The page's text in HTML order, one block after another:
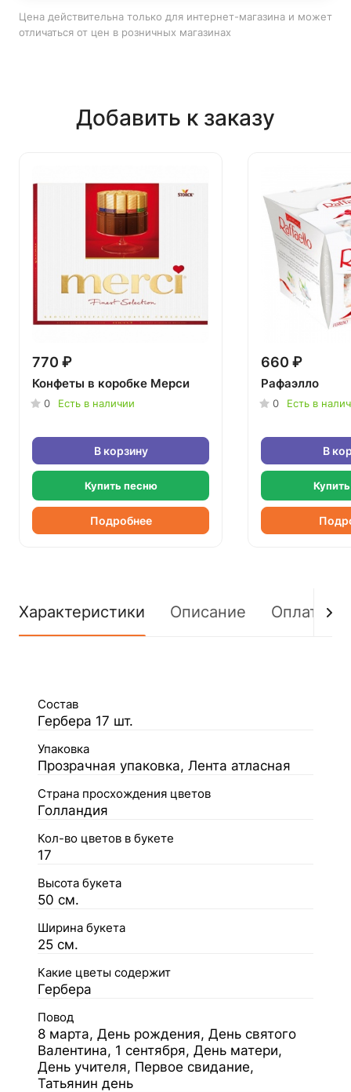
Цена действительна только для интернет-магазина и может
отличаться от цен в розничных магазинах
Добавить к заказу
770 ₽
Конфеты в коробке Мерси
0 Есть в наличии
В корзину
Купить песню
Подробнее
660 ₽
Рафаэлло
0 Есть в
В
Характеристики Описание Оплата
Состав
Гербера 17 шт.
Упаковка
Прозрачная упаковка, Лента атласная
Страна просхождения цветов
Голландия
Кол-во цветов в букете
17
Высота букета
50 см.
Ширина букета
25 см.
Какие цветы содержит
Гербера
Повод
8 марта, День рождения, День святого
Валентина, 1 сентября, День матери,
День учителя, Первое свидание,
Татьянин день